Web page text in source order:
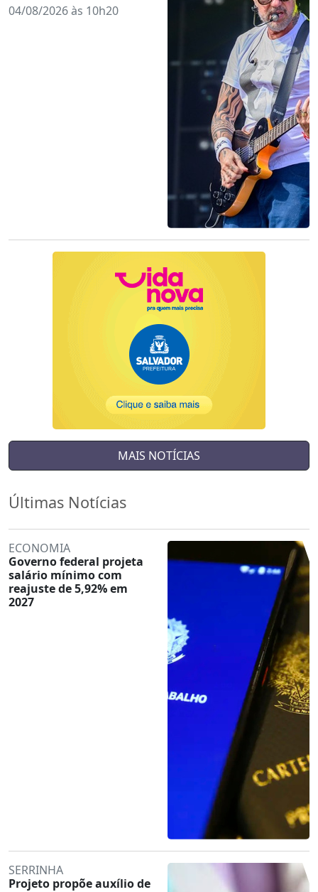
04/08/2026 às 10h20
MAIS NOTÍCIAS
Últimas Notícias
ECONOMIA
Governo federal projeta
salário mínimo com
reajuste de 5,92% em
2027
SERRINHA
Projeto propõe auxílio de